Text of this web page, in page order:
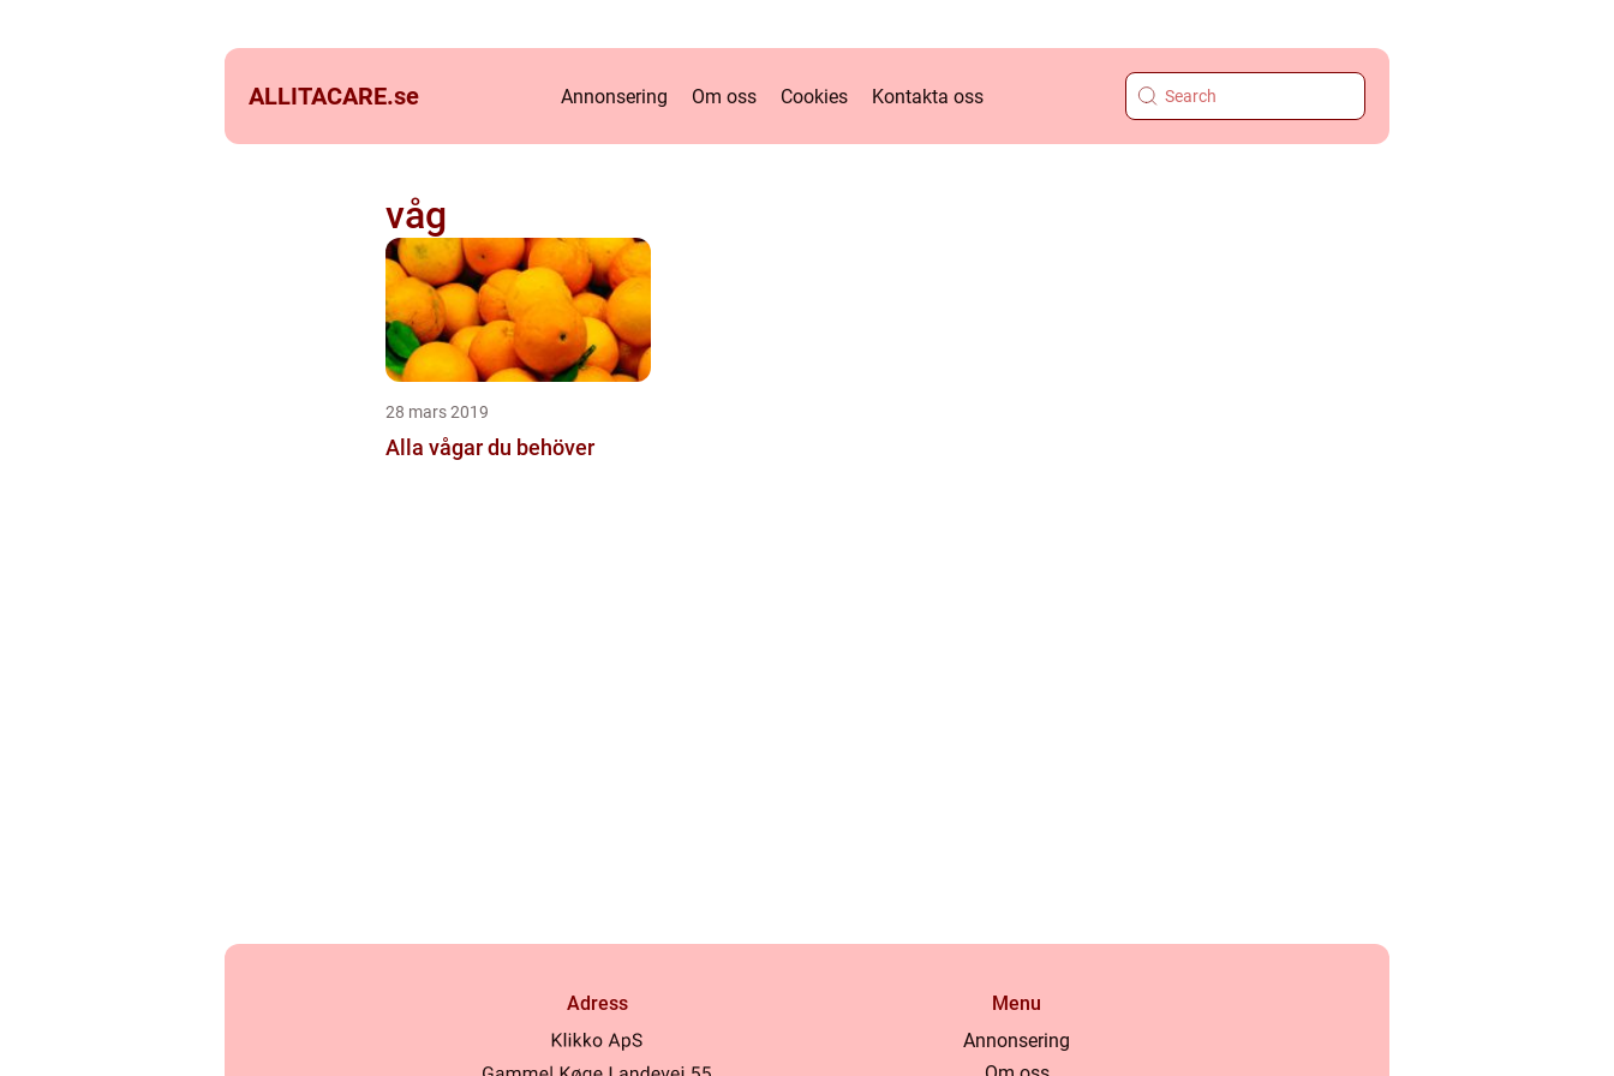
ALLITACARE.se Annonsering Om oss Cookies Kontakta oss
våg
28 mars 2019
Alla vågar du behöver
Adress
Menu
Annonsering